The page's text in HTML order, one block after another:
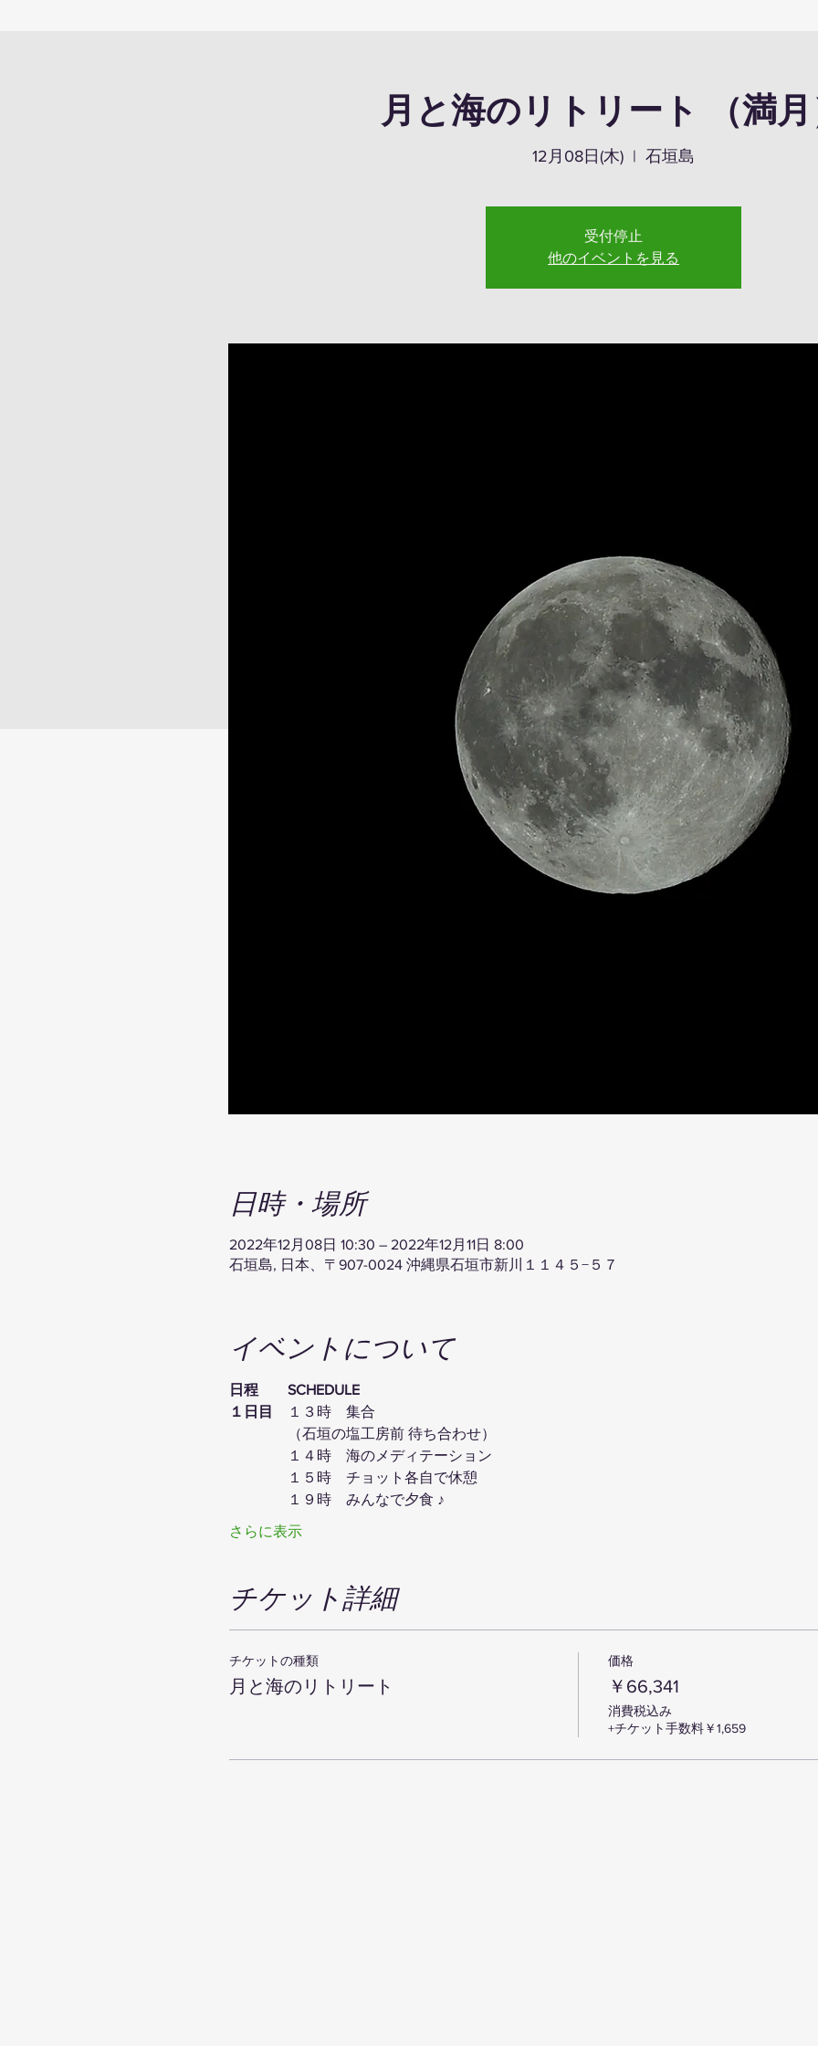
月と海のリトリート （満
12月08日(木)
  |
石垣島
受付停止
他のイベントを見る
日時・場所
2022年12月08日 10:30 – 2022年12月11日 8:00
石垣島, 日本、〒907-0024 沖縄県石垣市新川１１４５−５７
イベントについて
日程　　SCHEDULE
１日目
１３時　集合
（石垣の塩工房前 待ち合わせ）
１４時　海のメディテーション
１５時　チョット各自で休憩
１９時　みんなで夕食 ♪
さらに表示
チケット詳細
チケットの種類
月と海のリトリート
価格
￥66,341
消費税込み
+チケット手数料￥1,659